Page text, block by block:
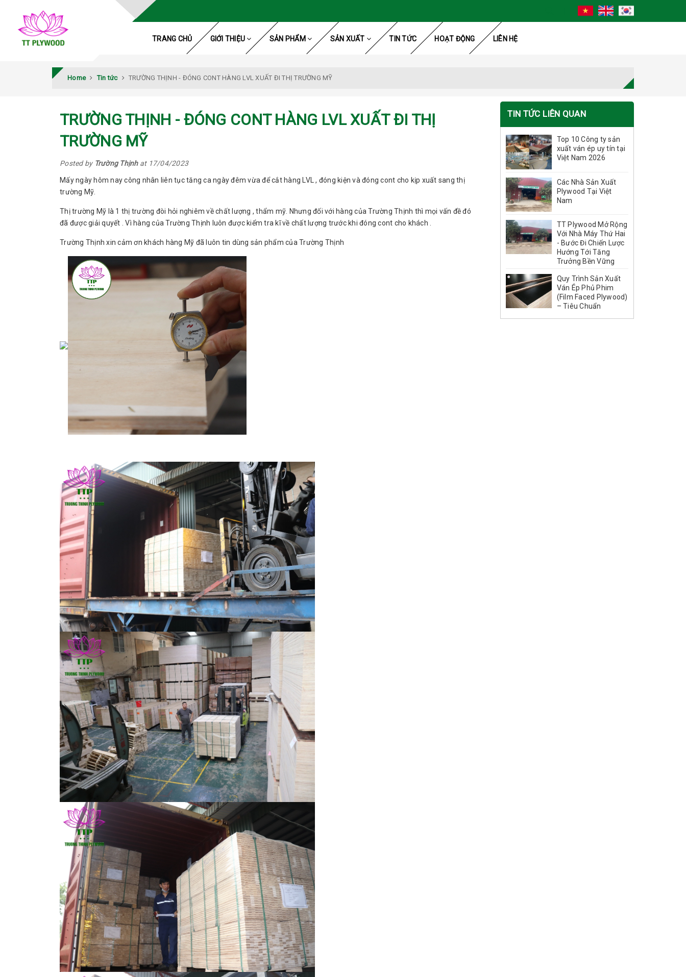
TRANG CHỦ GIỚI THIỆU SẢN PHẨM SẢN XUẤT TIN TỨC HOẠT ĐỘNG LIÊN HỆ
Home Tin tức TRƯỜNG THỊNH - ĐÓNG CONT HÀNG LVL XUẤT ĐI THỊ TRƯỜNG MỸ
TRƯỜNG THỊNH - ĐÓNG CONT HÀNG LVL XUẤT ĐI THỊ
TRƯỜNG MỸ
Posted by Trường Thịnhat 17/04/2023
Mấy ngày hôm nay công nhân liên tục tăng ca ngày đêm vừa để cắt hàng LVL , đóng kiện và đóng cont cho kịp xuất sang thị
trường Mỹ.
Thị trường Mỹ là 1 thị trường đòi hỏi nghiêm về chất lượng , thẩm mỹ. Nhưng đối với hàng của Trường Thịnh thì mọi vấn đề đó
đã được giải quyết . Vì hàng của Trường Thịnh luôn được kiểm tra kĩ về chất lượng trước khi đóng cont cho khách .
Trường Thịnh xin cảm ơn khách hàng Mỹ đã luôn tin dùng sản phẩm của Trường Thịnh
TIN TỨC LIÊN QUAN
Top 10 Công ty sản
xuất ván ép uy tín tại
Việt Nam 2026
Các Nhà Sản Xuất
Plywood Tại Việt
Nam
TT Plywood Mở Rộng
Với Nhà Máy Thứ Hai
- Bước Đi Chiến Lược
Hướng Tới Tăng
Trưởng Bền Vững
Quy Trình Sản Xuất
Ván Ép Phủ Phim
(Film Faced Plywood)
– Tiêu Chuẩn